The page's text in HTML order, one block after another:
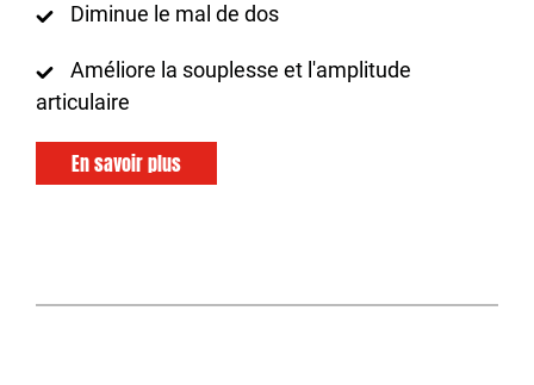
Diminue le mal de dos
Améliore la souplesse et l'amplitude
articulaire
En savoir plus